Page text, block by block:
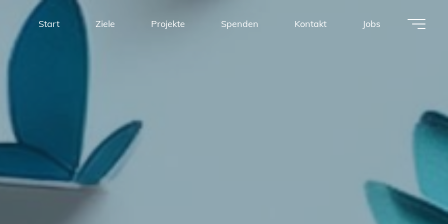
Start Ziele Projekte Spenden Kontakt Jobs